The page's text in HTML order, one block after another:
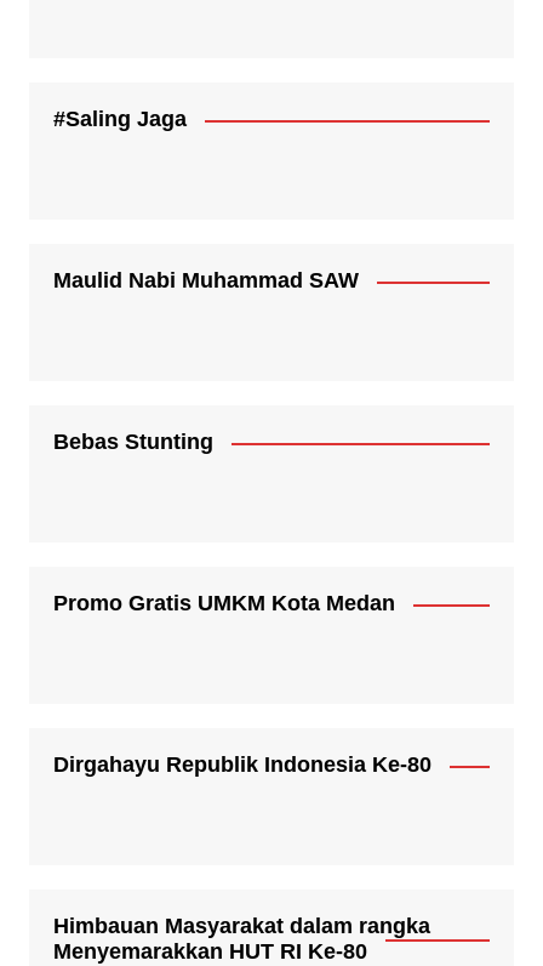
#Saling Jaga
Maulid Nabi Muhammad SAW
Bebas Stunting
Promo Gratis UMKM Kota Medan
Dirgahayu Republik Indonesia Ke-80
Himbauan Masyarakat dalam rangka
Menyemarakkan HUT RI Ke-80